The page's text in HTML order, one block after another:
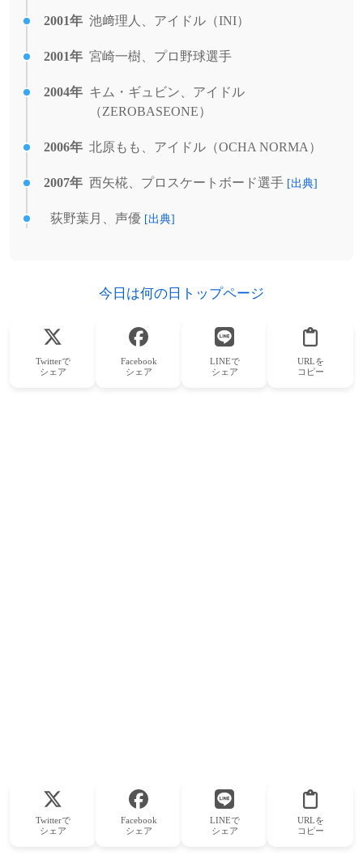
2001年 池﨑理人、アイドル（INI）
2001年 宮崎一樹、プロ野球選手
2004年 キム・ギュビン、アイドル
（ZEROBASEONE）
2006年 北原もも、アイドル（OCHA NORMA）
2007年 西矢椛、プロスケートボード選手 [出典]
荻野葉月、声優 [出典]
今日は何の日トップページ
Twitterで
シェア
Facebook
シェア
LINEで
シェア
URLを
コピー
Twitterで
シェア
Facebook
シェア
LINEで
シェア
URLを
コピー